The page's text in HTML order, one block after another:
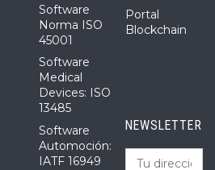
Software
Norma ISO
45001
Software
Medical
Devices: ISO
13485
Software
Automoción:
IATF 16949
Portal
Blockchain
NEWSLETTER